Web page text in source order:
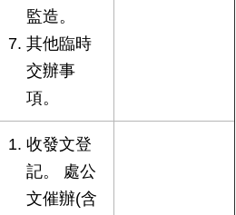
監造。
其他臨時
交辦事
項。
收發文登
記。 處公
文催辦(含